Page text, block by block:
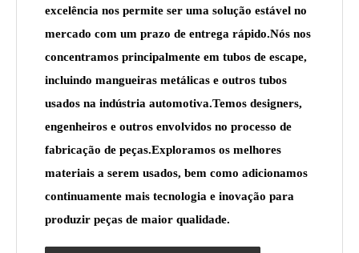
excelência nos permite ser uma solução estável no
mercado com um prazo de entrega rápido.Nós nos
concentramos principalmente em tubos de escape,
incluindo mangueiras metálicas e outros tubos
usados ​​na indústria automotiva.Temos designers,
engenheiros e outros envolvidos no processo de
fabricação de peças.Exploramos os melhores
materiais a serem usados, bem como adicionamos
continuamente mais tecnologia e inovação para
produzir peças de maior qualidade.